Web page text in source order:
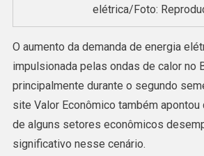
elétrica/Foto:
O aumento da demanda de energia
impulsionada pelas ondas de calor no
principalmente durante o segundo
site Valor Econômico também apontou
de alguns setores econômicos
significativo nesse cenário.